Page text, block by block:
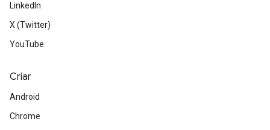
LinkedIn
X (Twitter)
YouTube
Criar
Android
Chrome